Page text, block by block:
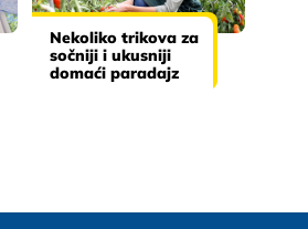
Nekoliko trikova za
sočniji i ukusniji
domaći paradajz